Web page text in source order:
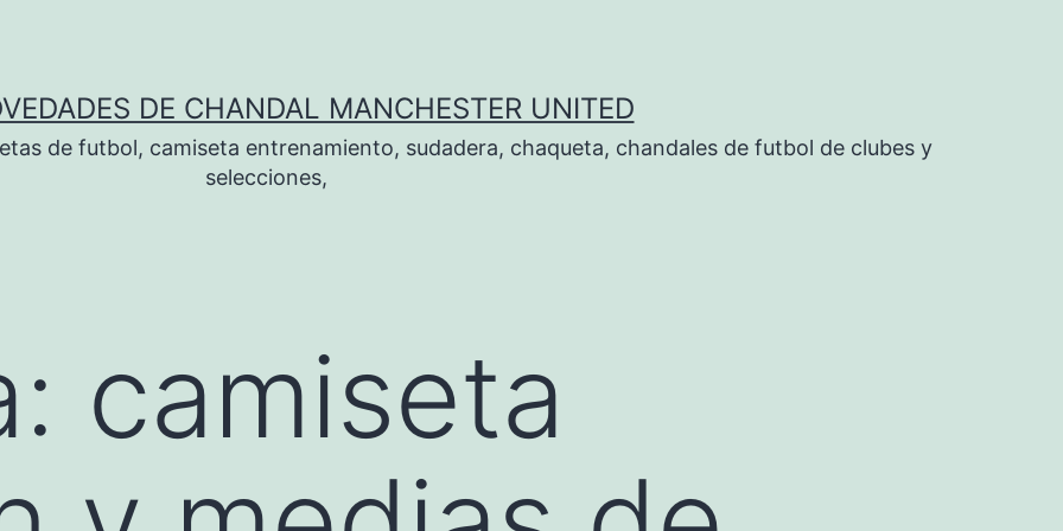
DE CHANDAL MANCHESTER UNITED
de futbol, camiseta entrenamiento, sudadera, chaqueta, chandales de futbol de clubes y
selecciones,
camiseta